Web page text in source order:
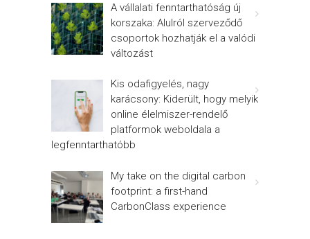
A vállalati fenntarthatóság új
korszaka: Alulról szerveződő
csoportok hozhatják el a valódi
változást
Kis odafigyelés, nagy
karácsony: Kiderült, hogy melyik
online élelmiszer-rendelő
platformok weboldala a
legfenntarthatóbb
My take on the digital carbon
footprint: a first-hand
CarbonClass experience